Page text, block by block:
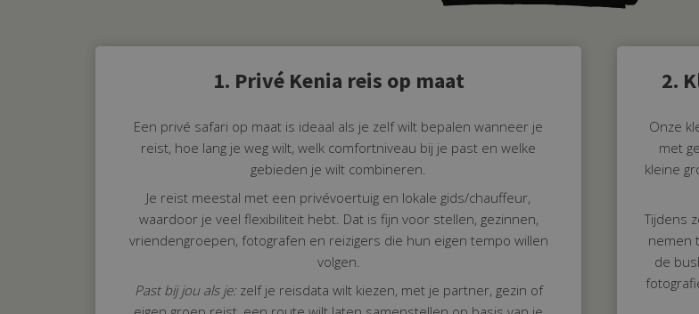
1. Privé Kenia reis op maat
Een privé safari op maat is ideaal als je zelf wilt bepalen wanneer je
reist, hoe lang je weg wilt, welk comfortniveau bij je past en welke
gebieden je wilt combineren.
Je reist meestal met een privévoertuig en lokale gids/chauffeur,
waardoor je veel flexibiliteit hebt. Dat is fijn voor stellen, gezinnen,
vriendengroepen, fotografen en reizigers die hun eigen tempo willen
volgen.
Past bij jou als je: zelf je reisdata wilt kiezen, met je partner, gezin of
2.
Onze
met
kleine
Tijdens
nemen
de